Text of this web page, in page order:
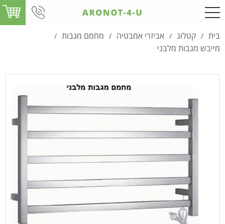
בית / קטלוג / אביזרי אמבטיה / מחמם מגבות /
מייבש מגבות מלבני